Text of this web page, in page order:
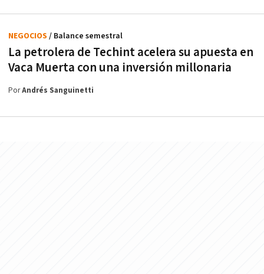
La petrolera de Techint acelera su apuesta en
Vaca Muerta con una inversión millonaria
NEGOCIOS / Balance semestral
PorAndrés Sanguinetti